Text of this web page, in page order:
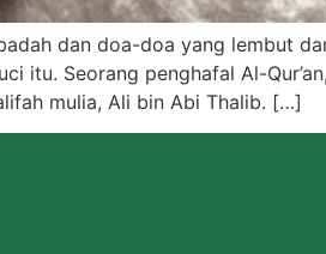
dan doa-doa yang lembut
itu. Seorang penghafal Al-
mulia, Ali bin Abi Thalib. […]